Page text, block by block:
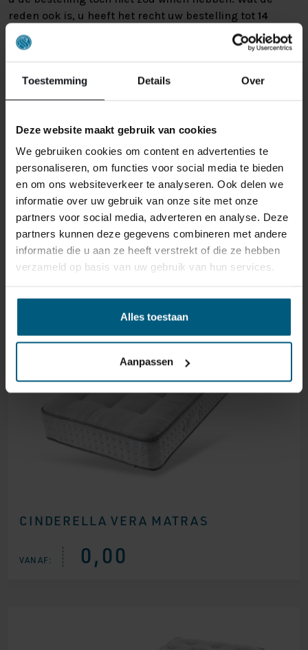
Toestemming Details Over
Deze website maakt gebruik van cookies
We gebruiken cookies om content en advertenties te
personaliseren, om functies voor social media te bieden
en om ons websiteverkeer te analyseren. Ook delen we
informatie over uw gebruik van onze site met onze
partners voor social media, adverteren en analyse. Deze
partners kunnen deze gegevens combineren met andere
informatie die u aan ze heeft verstrekt of die ze hebben
verzameld op basis van uw gebruik van hun services.
Alles toestaan
Aanpassen
reden ook is, u heeft het recht uw bestelling tot 14
dagen na ontvangst zonder opgave van reden te
annuleren
. Behandel het product met zorg en zorg
Mocht het product beschadigd zijn of is de verpakking
meer beschadigd dan nodig, dan kunnen we deze
doorberekenen.
GERELATEERDE PRODUCTEN
CINDERELLA VERA MATRAS
VANAF: 0,00